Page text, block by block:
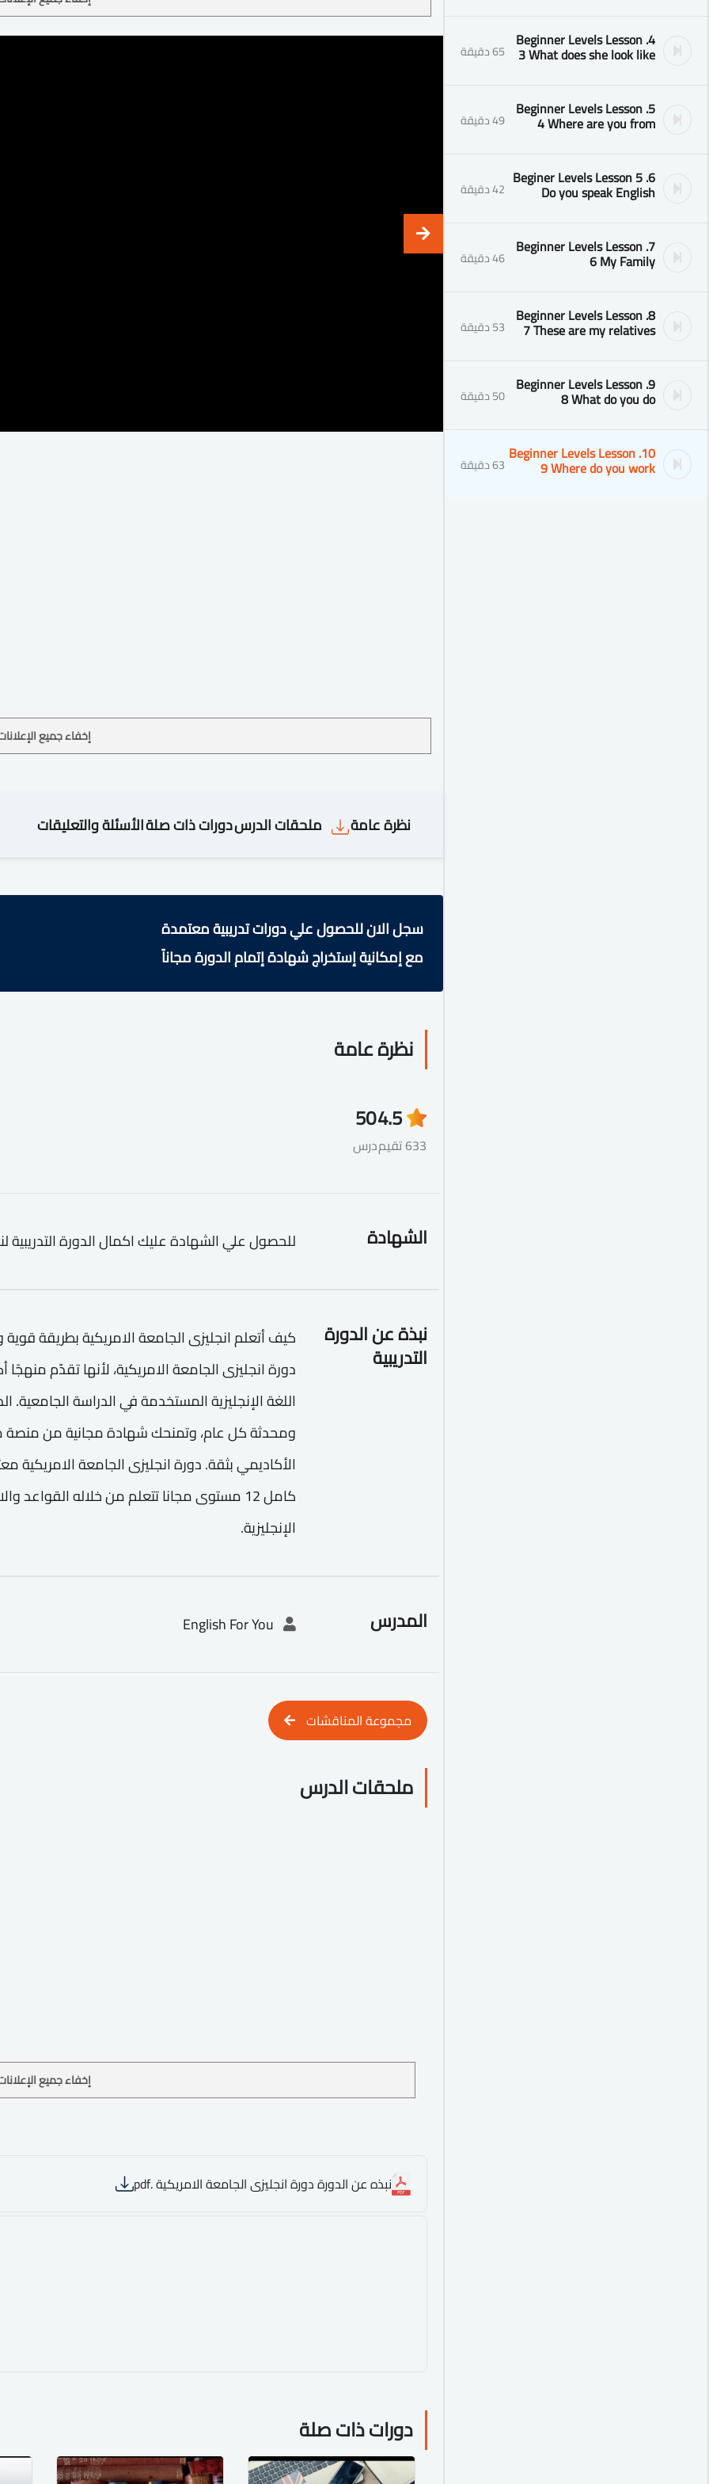
4. Beginner Levels Lesson
3 What does she look like 65 دقيقة
5. Beginner Levels Lesson
4 Where are you from 49 دقيقة
6. Beginer Levels Lesson 5
Do you speak English 42 دقيقة
7. Beginner Levels Lesson
6 My Family 46 دقيقة
8. Beginner Levels Lesson
7 These are my relatives 53 دقيقة
9. Beginner Levels Lesson
8 What do you do 50 دقيقة
10. Beginner Levels Lesson
9 Where do you work 63 دقيقة
إخفاء جميع
نظرة عامة ملحقات الدرسدورات ذات صلةالأسئلة والتعليقات
سجل الان للحصول علي دورات تدريبية معتمدة
مع إمكانية إستخراج شهادة إتمام الدورة مجاناً
نظرة عامة
4.5
633 تقيم
50
درس
الشهادة للحصول علي الشهادة عليك اكمال الدورة التدريبية
نبذة عن الدورة
التدريبية
كيف أتعلم انجليزى الجامعة الامريكية بطريقة
دورة انجليزى الجامعة الامريكية، لأنها تقدّم
اللغة الإنجليزية المستخدمة في الدراسة الجامعية.
ومحدثة كل عام، وتمنحك شهادة مجانية من منصة
الأكاديمي بثقة. دورة انجليزى الجامعة
كامل 12 مستوى مجانا تتعلم من خلاله القواعد
الإنجليزية.
المدرس
مجموعة المناقشات
ملحقات الدرس
إخفاء جميع
نبذه عن الدورة دورة انجليزى الجامعة الامريكية .pdf
دورات ذات صلة